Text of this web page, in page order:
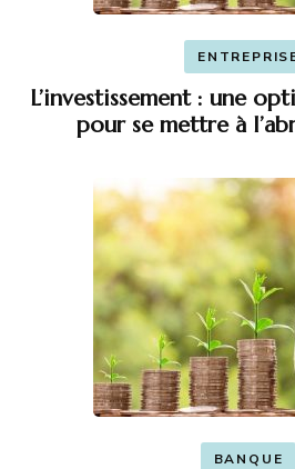
L’investissement : une
pour se mettre à
BANQUE